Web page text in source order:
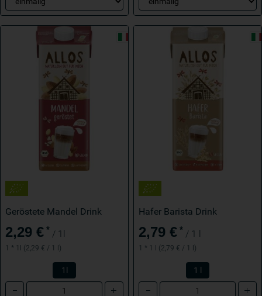
Geröstete Mandel Drink
2,29 € * / 1l
1 * 1l (2,29 € / 1 l)
1l
Anzahl
Hafer Barista Drink
2,79 € * / 1 l
1 * 1 l (2,79 € / 1 l)
1 l
Anzahl